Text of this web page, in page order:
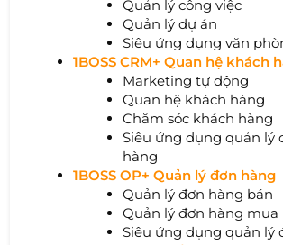
Quản lý công việc
Quản lý dự án
Siêu ứng dụng văn
1BOSS CRM+ Quan hệ khách
Marketing tự động
Quan hệ khách hàng
Chăm sóc khách hàng
Siêu ứng dụng quản lý
hàng
1BOSS OP+ Quản lý đơn hàng
Quản lý đơn hàng bán
Quản lý đơn hàng mua
Siêu ứng dụng quản lý